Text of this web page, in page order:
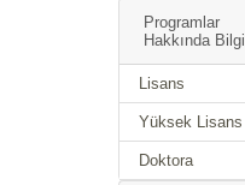
Programlar
Hakkında Bilgi
Lisans
Yüksek Lisans
Doktora